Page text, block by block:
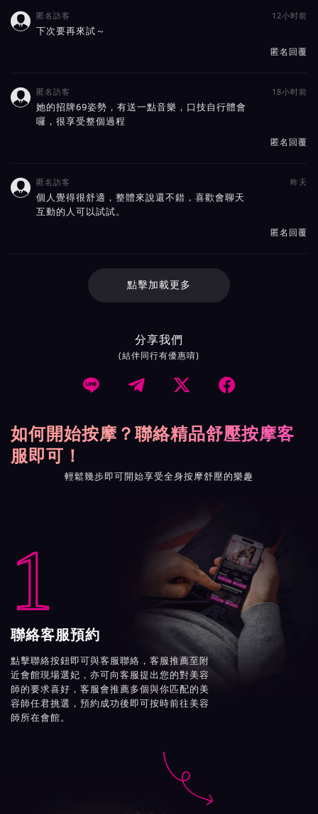
 匿名訪客 12小时前
下次要再來試～
匿名回覆
 匿名訪客 18小时前
她的招牌69姿勢，有送一點音樂，口技自行體會
囉，很享受整個過程
匿名回覆
 匿名訪客 昨天
個人覺得很舒適，整體來說還不錯，喜歡會聊天
互動的人可以試試。
匿名回覆
點擊加載更多
分享我們
(結伴同行有優惠唷)
   
如何開始按摩？聯絡精品舒壓按摩客
服即可！
輕鬆幾步即可開始享受全身按摩舒壓的樂趣
1
聯絡客服預約
點擊聯絡按鈕即可與客服聯絡，客服推薦至附
近會館現場選妃，亦可向客服提出您的對美容
師的要求喜好，客服會推薦多個與你匹配的美
容師任君挑選，預約成功後即可按時前往美容
師所在會館。
